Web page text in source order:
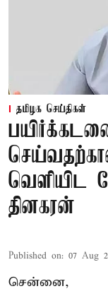
தமிழக செய்திகள்
வெளியிட
தினகரன்
Published on: 07 Aug
சென்னை,